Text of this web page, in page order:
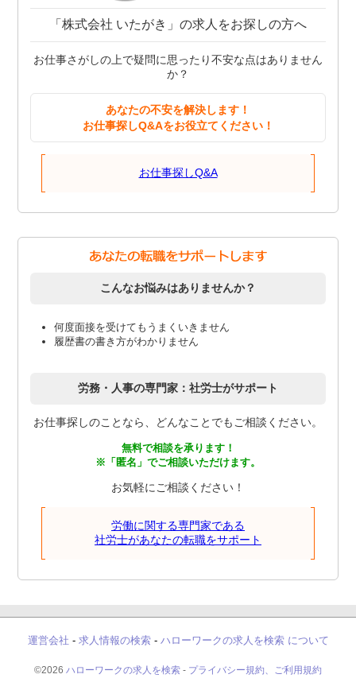
「株式会社 いたがき」の求人をお探しの方へ
お仕事さがしの上で疑問に思ったり不安な点はありません
か？
あなたの不安を解決します！
お仕事探しQ&Aをお役立てください！
お仕事探しQ&A
こんなお悩みはありませんか？
何度面接を受けてもうまくいきません
履歴書の書き方がわかりません
労務・人事の専門家：社労士がサポート
お仕事探しのことなら、どんなことでもご相談ください。
無料で相談を承ります！
※「匿名」でご相談いただけます。
お気軽にご相談ください！
労働に関する専門家である
社労士があなたの転職をサポート
運営会社 - 求人情報の検索- ハローワークの求人を検索 について
©2026 ハローワークの求人を検索 - プライバシー規約、ご利用規約